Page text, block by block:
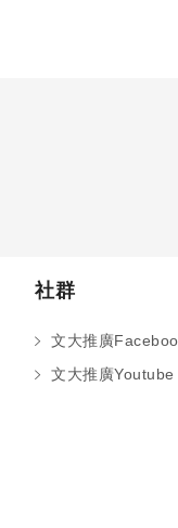
社群
文大推廣
文大推廣Youtube